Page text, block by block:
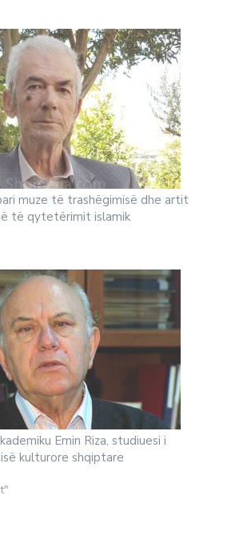
muze të trashëgimisë dhe artit
të qytetërimit islamik
Emin Riza, studiuesi i
kulturore shqiptare